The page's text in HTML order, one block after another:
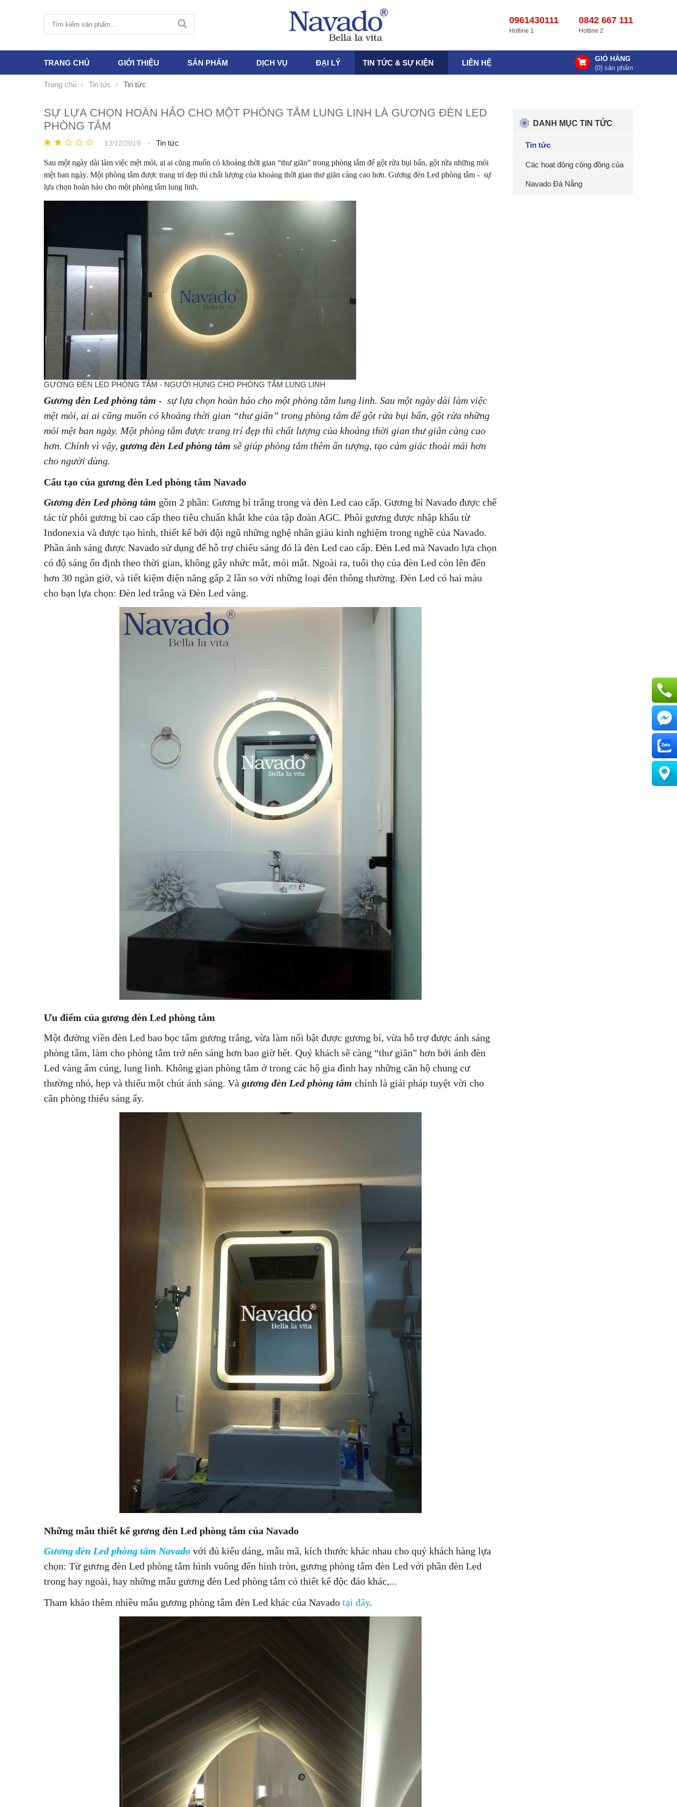
0961430111
Hotline 1
0842 667 111
Hotline 2
TRANG CHỦ GIỚI THIỆU SẢN PHẨM DỊCH VỤ ĐẠI LÝ TIN TỨC & SỰ KIỆN LIÊN HỆ GIỎ HÀNG
(0) sản phẩm
Trang chủ Tin tức Tin tức
SỰ LỰA CHỌN HOÀN HẢO CHO MỘT PHÒNG TẮM LUNG LINH LÀ GƯƠNG ĐÈN LED
PHÒNG TẮM
13/12/2019 - Tin tức
Sau một ngày dài làm việc mệt mỏi, ai ai cũng muốn có khoảng thời gian “thư giãn” trong phòng tắm để gột rửa bụi bẩn, gột rửa những mỏi
mệt ban ngày. Một phòng tắm được trang trí đẹp thì chất lượng của khoảng thời gian thư giãn càng cao hơn. Gương đèn Led phòng tắm - sự
lựa chọn hoàn hảo cho một phòng tắm lung linh.
GƯƠNG ĐÈN LED PHÒNG TẮM - NGƯỜI HÙNG CHO PHÒNG TẮM LUNG LINH
Gương đèn Led phòng tắm - sự lựa chọn hoàn hảo cho một phòng tắm lung linh. Sau một ngày dài làm việc
mệt mỏi, ai ai cũng muốn có khoảng thời gian “thư giãn” trong phòng tắm để gột rửa bụi bẩn, gột rửa những
mỏi mệt ban ngày. Một phòng tắm được trang trí đẹp thì chất lượng của khoảng thời gian thư giãn càng cao
hơn. Chính vì vậy, gương đèn Led phòng tắm sẽ giúp phòng tắm thêm ấn tượng, tạo cảm giác thoải mái hơn
cho người dùng.
Cấu tạo của gương đèn Led phòng tắm Navado
Gương đèn Led phòng tắm gồm 2 phần: Gương bỉ trắng trong và đèn Led cao cấp. Gương bỉ Navado được chế
tác từ phôi gương bỉ cao cấp theo tiêu chuẩn khắt khe của tập đoàn AGC. Phôi gương được nhập khẩu từ
Indonexia và được tạo hình, thiết kế bởi đội ngũ những nghệ nhân giàu kinh nghiệm trong nghề của Navado.
Phần ánh sáng được Navado sử dụng để hỗ trợ chiếu sáng đó là đèn Led cao cấp. Đèn Led mà Navado lựa chọn
có độ sáng ổn định theo thời gian, không gây nhức mắt, mỏi mắt. Ngoài ra, tuổi thọ của đèn Led còn lên đến
hơn 30 ngàn giờ, và tiết kiệm điện năng gấp 2 lần so với những loại đèn thông thường. Đèn Led có hai màu
cho bạn lựa chọn: Đèn led trắng và Đèn Led vàng.
Ưu điểm của gương đèn Led phòng tắm
Một đường viền đèn Led bao bọc tấm gương trắng, vừa làm nổi bật được gương bỉ, vừa hỗ trợ được ánh sáng
phòng tắm, làm cho phòng tắm trở nên sáng hơn bao giờ hết. Quý khách sẽ càng “thư giãn” hơn bởi ánh đèn
Led vàng ấm cúng, lung linh. Không gian phòng tắm ở trong các hộ gia đình hay những căn hộ chung cư
thường nhỏ, hẹp và thiếu một chút ánh sáng. Và gương đèn Led phòng tắm chính là giải pháp tuyệt vời cho
căn phòng thiếu sáng ấy.
Những mẫu thiết kế gương đèn Led phòng tắm của Navado
Gương đèn Led phòng tắm Navado với đủ kiểu dáng, mẫu mã, kích thước khác nhau cho quý khách hàng lựa
chọn: Từ gương đèn Led phòng tắm hình vuông đến hình tròn, gương phòng tắm đèn Led với phần đèn Led
trong hay ngoài, hay những mẫu gương đèn Led phòng tắm có thiết kế độc đáo khác,...
Tham khảo thêm nhiều mẫu gương phòng tắm đèn Led khác của Navado tại đây.
DANH MỤC TIN TỨC
Tin tức
Các hoạt động cộng đồng của
Navado Đà Nẵng